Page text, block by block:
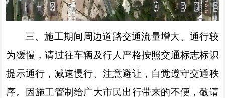
三、施工期间周边道路交通流量增大、通行较
为缓慢，请过往车辆及行人严格按照交通标志标识
提示通行，减速慢行、注意避让，自觉遵守交通秩
序。因施工管制给广大市民出行带来的不便，敬请